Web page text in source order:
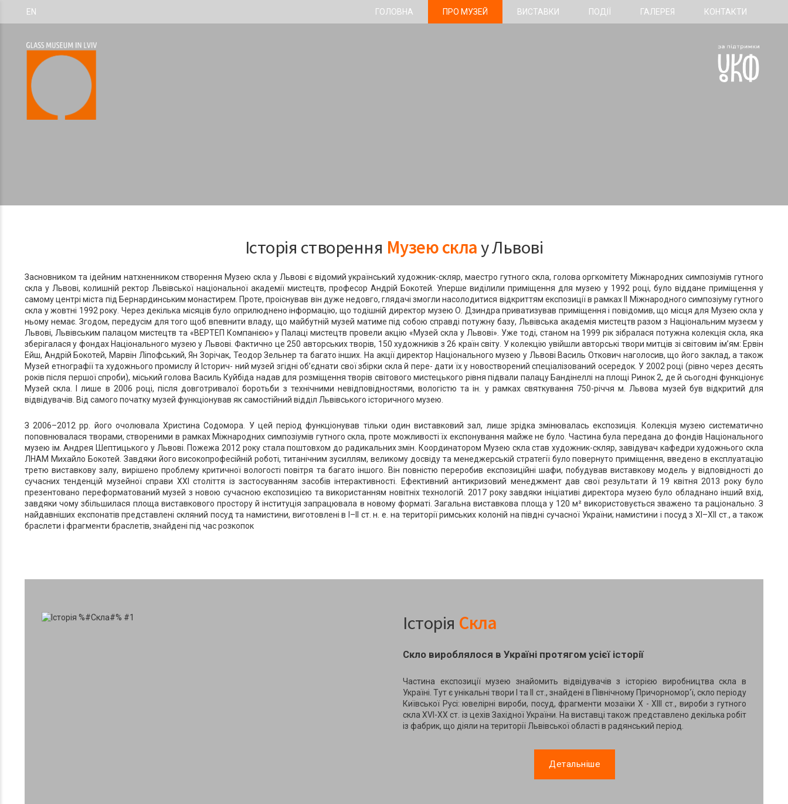
EN ГОЛОВНА ПРО МУЗЕЙ ВИСТАВКИ ПОДІЇ ГАЛЕРЕЯ КОНТАКТИ
Історія створення Музею склау Львові
Засновником та ідейним натхненником створення Музею скла у Львові є відомий український художник-скляр, маестро гутного скла, голова оргкомітету Міжнародних симпозіумів гутного
скла у Львові, колишній ректор Львівської національної академії мистецтв, професор Андрій Бокотей. Уперше виділили приміщення для музею у 1992 році, було віддане приміщення у
самому центрі міста під Бернардинським монастирем. Проте, проіснував він дуже недовго, глядачі змогли насолодитися відкриттям експозиції в рамках ІІ Міжнародного симпозіуму гутного
скла у жовтні 1992 року. Через декілька місяців було оприлюднено інформацію, що тодішній директор музею О. Дзиндра приватизував приміщення і повідомив, що місця для Музею скла у
ньому немає. Згодом, передусім для того щоб впевнити владу, що майбутній музей матиме під собою справді потужну базу, Львівська академія мистецтв разом з Національним музеєм у
Львові, Львівським палацом мистецтв та «ВЕРТЕП Компанією» у Палаці мистецтв провели акцію «Музей скла у Львові». Уже тоді, станом на 1999 рік зібралася потужна колекція скла, яка
зберігалася у фондах Національного музею у Львові. Фактично це 250 авторських творів, 150 художників з 26 країн світу. У колекцію увійшли авторські твори митців зі світовим ім’ям: Ервін
Ейш, Андрій Бокотей, Марвін Ліпофський, Ян Зорічак, Теодор Зельнер та багато інших. На акції директор Національного музею у Львові Василь Откович наголосив, що його заклад, а також
Музей етнографії та художнього промислу й Історич- ний музей згідні об’єднати свої збірки скла й пере- дати їх у новостворений спеціалізований осередок. У 2002 році (рівно через десять
років після першої спроби), міський голова Василь Куйбіда надав для розміщення творів світового мистецького рівня підвали палацу Бандінеллі на площі Ринок 2, де й сьогодні функціонує
Музей скла. І лише в 2006 році, після довготривалої боротьби з технічними невідповідностями, вологістю та ін. у рамках святкування 750-річчя м. Львова музей був відкритий для
відвідувачів. Від самого початку музей функціонував як самостійний відділ Львівського історичного музею.
З 2006–2012 рр. його очолювала Христина Содомора. У цей період функціонував тільки один виставковий зал, лише зрідка змінювалась експозиція. Колекція музею систематично
поповнювалася творами, створеними в рамках Міжнародних симпозіумів гутного скла, проте можливості їх експонування майже не було. Частина була передана до фондів Національного
музею ім. Андрея Шептицького у Львові. Пожежа 2012 року стала поштовхом до радикальних змін. Координатором Музею скла став художник-скляр, завідувач кафедри художнього скла
ЛНАМ Михайло Бокотей. Завдяки його високопрофесійній роботі, титанічним зусиллям, великому досвіду та менеджерській стратегії було повернуто приміщення, введено в експлуатацію
третю виставкову залу, вирішено проблему критичної вологості повітря та багато іншого. Він повністю переробив експозиційні шафи, побудував виставкову модель у відповідності до
сучасних тенденцій музейної справи ХХІ століття із застосуванням засобів інтерактивності. Ефективний антикризовий менеджмент дав свої результати й 19 квітня 2013 року було
презентовано переформатований музей з новою сучасною експозицією та використанням новітніх технологій. 2017 року завдяки ініціативі директора музею було обладнано інший вхід,
завдяки чому збільшилася площа виставкового простору й інституція запрацювала в новому форматі. Загальна виставкова площа у 120 м² використовується зважено та раціонально. З
найдавніших експонатів представлені скляний посуд та намистини, виготовлені в І–ІІ ст. н. е. на території римських колоній на півдні сучасної України; намистини і посуд з ХІ–ХІІ ст., а також
браслети і фрагменти браслетів, знайдені під час розкопок
Історія Скла
Скло вироблялося в Україні протягом усієї історії
Частина експозиції музею знайомить відвідувачів з історією виробництва скла в
Україні. Тут є унікальні твори І та ІІ ст., знайдені в Північному Причорномор'ї, скло періоду
Київської Русі: ювелірні вироби, посуд, фрагменти мозаїки X - XIII ст., вироби з гутного
скла XVI-XX ст. із цехів Західної України. На виставці також представлено декілька робіт
із фабрик, що діяли на території Львівської області в радянський період.
Детальніше